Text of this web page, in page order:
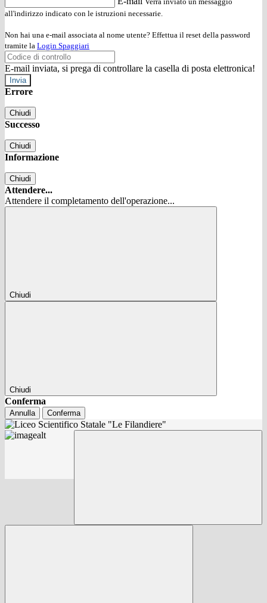
all'indirizzo indicato con le istruzioni necessarie.
Non hai una e-mail associata al nome utente? Effettua il reset della password
tramite la Login Spaggiari
E-mail inviata, si prega di controllare la casella di posta elettronica!
Errore
Chiudi
Successo
Chiudi
Informazione
Chiudi
Attendere...
Attendere il completamento dell'operazione...
Chiudi
Chiudi
Conferma
Annulla Conferma